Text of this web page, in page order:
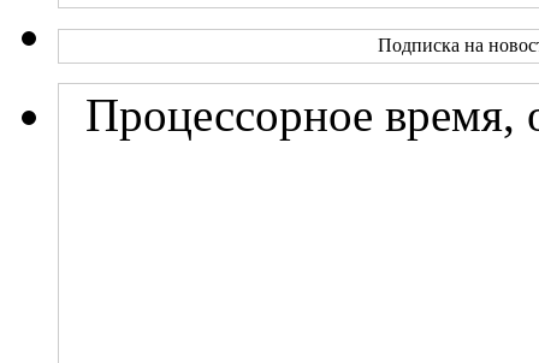
Подписка на
Процессорное время,